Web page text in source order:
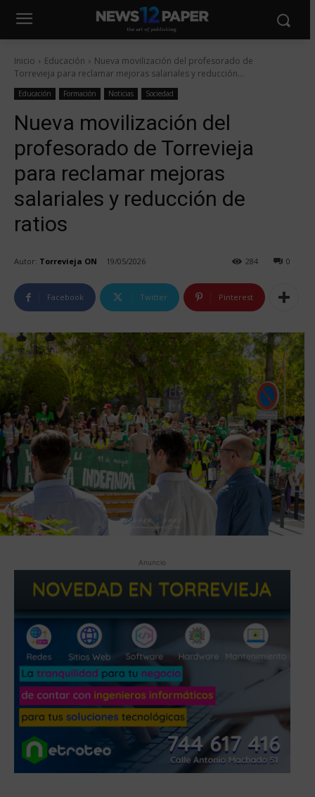
Inicio Educación
Nueva movilización del profesorado de
Torrevieja para reclamar mejoras salariales y reducción...
Educación Formación Noticias Sociedad
Nueva movilización del
profesorado de Torrevieja
para reclamar mejoras
salariales y reducción de
ratios
Autor: Torrevieja ON 19/05/2026 0
284
Facebook Twitter Pinterest
Anuncio